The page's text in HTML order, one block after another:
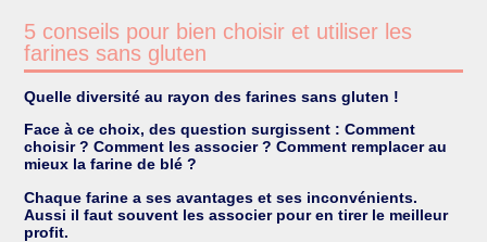
5 conseils pour bien choisir et utiliser les
farines sans gluten
Quelle diversité au rayon des farines sans gluten !
Face à ce choix, des question surgissent : Comment
choisir ? Comment les associer ? Comment remplacer au
mieux la farine de blé ?
Chaque farine a ses avantages et ses inconvénients.
Aussi il faut souvent les associer pour en tirer le meilleur
profit.